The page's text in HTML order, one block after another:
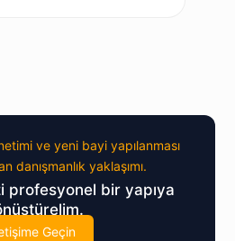
ve yeni bayi yapılanması
danışmanlık yaklaşımı.
profesyonel bir yapıya
Geçin